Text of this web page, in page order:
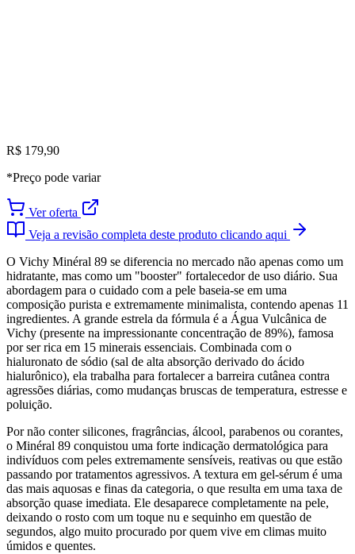
R$ 179,90
*Preço pode variar
Ver oferta
Veja a revisão completa deste produto clicando aqui
O Vichy Minéral 89 se diferencia no mercado não apenas como um
hidratante, mas como um "booster" fortalecedor de uso diário. Sua
abordagem para o cuidado com a pele baseia-se em uma
composição purista e extremamente minimalista, contendo apenas 11
ingredientes. A grande estrela da fórmula é a Água Vulcânica de
Vichy (presente na impressionante concentração de 89%), famosa
por ser rica em 15 minerais essenciais. Combinada com o
hialuronato de sódio (sal de alta absorção derivado do ácido
hialurônico), ela trabalha para fortalecer a barreira cutânea contra
agressões diárias, como mudanças bruscas de temperatura, estresse e
poluição.
Por não conter silicones, fragrâncias, álcool, parabenos ou corantes,
o Minéral 89 conquistou uma forte indicação dermatológica para
indivíduos com peles extremamente sensíveis, reativas ou que estão
passando por tratamentos agressivos. A textura em gel-sérum é uma
das mais aquosas e finas da categoria, o que resulta em uma taxa de
absorção quase imediata. Ele desaparece completamente na pele,
deixando o rosto com um toque nu e sequinho em questão de
segundos, algo muito procurado por quem vive em climas muito
úmidos e quentes.